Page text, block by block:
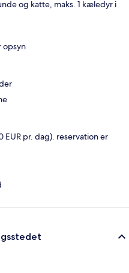
og katte, maks. 1 kæledyr i
opsyn
pr. dag). reservation er